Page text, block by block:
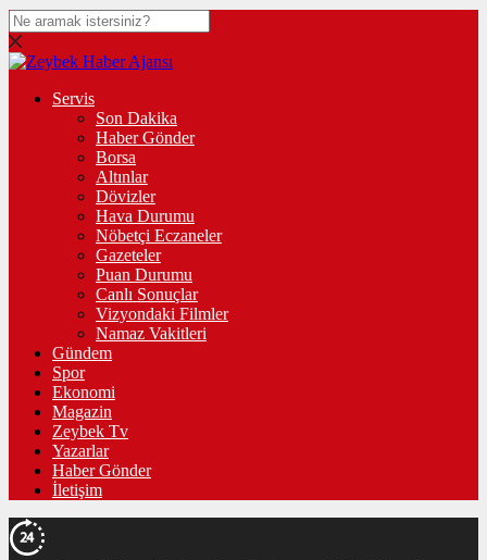
Servis
Son Dakika
Haber Gönder
Borsa
Altınlar
Dövizler
Hava Durumu
Nöbetçi Eczaneler
Gazeteler
Puan Durumu
Canlı Sonuçlar
Vizyondaki Filmler
Namaz Vakitleri
Gündem
Spor
Ekonomi
Magazin
Zeybek Tv
Yazarlar
Haber Gönder
İletişim